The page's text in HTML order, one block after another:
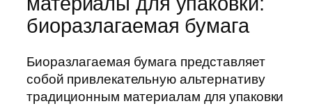
биоразлагаемая бумага
Биоразлагаемая бумага представляет
собой привлекательную альтернативу
традиционным материалам для упаковки